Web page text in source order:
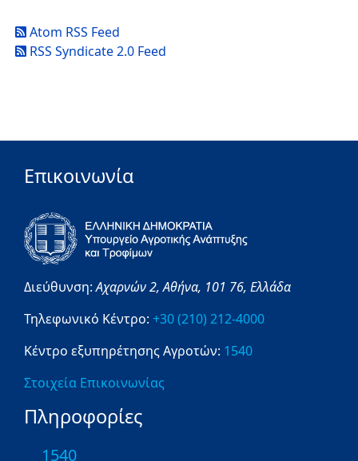
Atom RSS Feed
RSS Syndicate 2.0 Feed
Επικοινωνία
Διεύθυνση:Αχαρνών 2,Αθήνα, 101 76, Ελλάδα
Τηλεφωνικό Κέντρο: +30 (210) 212-4000
Κέντρο εξυπηρέτησης Αγροτών: 1540
Στοιχεία Επικοινωνίας
Πληροφορίες
1540